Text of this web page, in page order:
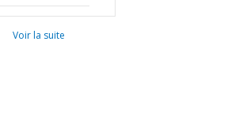
Voir la suite